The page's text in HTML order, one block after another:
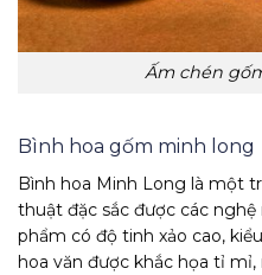
Ấm chén
Bình hoa gốm minh long
Bình hoa Minh Long là một
thuật đặc sắc được các
phẩm có độ tinh xảo cao,
hoa văn được khắc họa tỉ